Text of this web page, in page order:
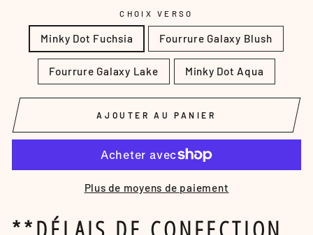
CHOIX VERSO
Minky Dot Fuchsia Fourrure Galaxy Blush
Fourrure Galaxy Lake Minky Dot Aqua
AJOUTER AU PANIER
Plus de moyens de paiement